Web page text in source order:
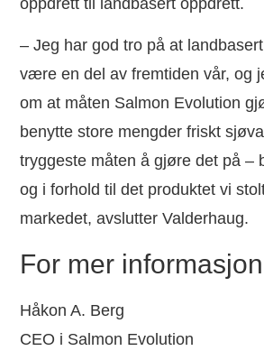
– Jeg har god tro på at
være en del av fremtiden vår, og
om at måten Salmon Evolution
benytte store mengder friskt
tryggeste måten å gjøre det på –
og i forhold til det produktet vi
markedet, avslutter Valderhaug.
For mer
Håkon A. Berg
CEO i Salmon Evolution